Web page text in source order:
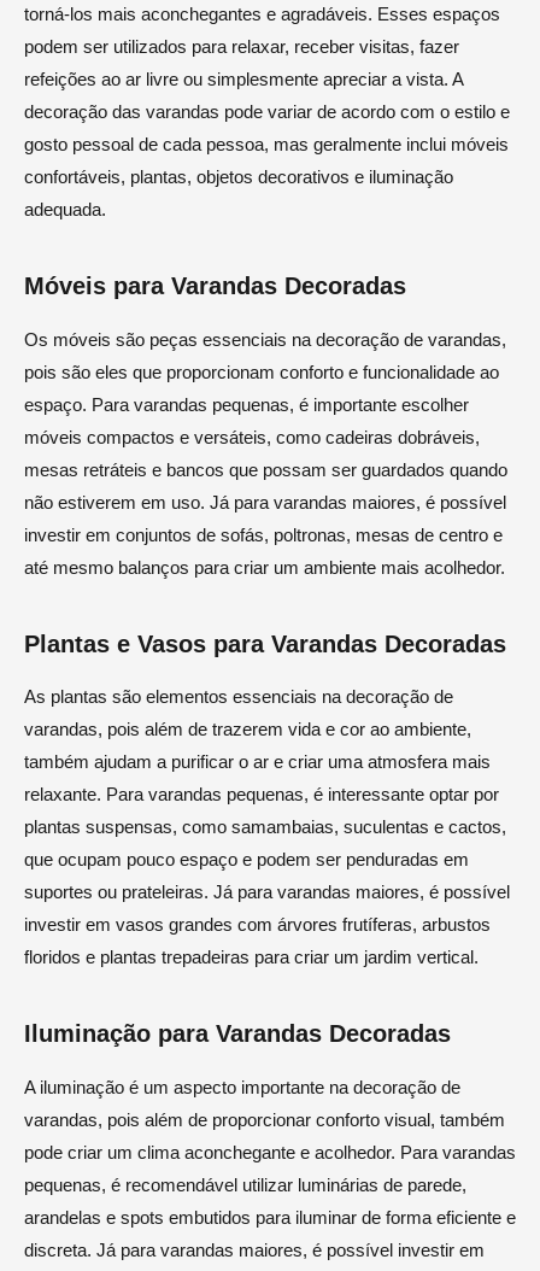
torná-los mais aconchegantes e agradáveis. Esses espaços
podem ser utilizados para relaxar, receber visitas, fazer
refeições ao ar livre ou simplesmente apreciar a vista. A
decoração das varandas pode variar de acordo com o estilo e
gosto pessoal de cada pessoa, mas geralmente inclui móveis
confortáveis, plantas, objetos decorativos e iluminação
adequada.
Móveis para Varandas Decoradas
Os móveis são peças essenciais na decoração de varandas,
pois são eles que proporcionam conforto e funcionalidade ao
espaço. Para varandas pequenas, é importante escolher
móveis compactos e versáteis, como cadeiras dobráveis,
mesas retráteis e bancos que possam ser guardados quando
não estiverem em uso. Já para varandas maiores, é possível
investir em conjuntos de sofás, poltronas, mesas de centro e
até mesmo balanços para criar um ambiente mais acolhedor.
Plantas e Vasos para Varandas Decoradas
As plantas são elementos essenciais na decoração de
varandas, pois além de trazerem vida e cor ao ambiente,
também ajudam a purificar o ar e criar uma atmosfera mais
relaxante. Para varandas pequenas, é interessante optar por
plantas suspensas, como samambaias, suculentas e cactos,
que ocupam pouco espaço e podem ser penduradas em
suportes ou prateleiras. Já para varandas maiores, é possível
investir em vasos grandes com árvores frutíferas, arbustos
floridos e plantas trepadeiras para criar um jardim vertical.
Iluminação para Varandas Decoradas
A iluminação é um aspecto importante na decoração de
varandas, pois além de proporcionar conforto visual, também
pode criar um clima aconchegante e acolhedor. Para varandas
pequenas, é recomendável utilizar luminárias de parede,
arandelas e spots embutidos para iluminar de forma eficiente e
discreta. Já para varandas maiores, é possível investir em